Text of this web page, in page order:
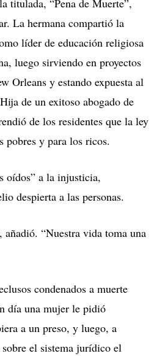
titulada, “Pena de Muerte”,
La hermana compartió la
líder de educación religiosa
luego sirviendo en proyectos
Orleans y estando expuesta al
de un exitoso abogado de
de los residentes que la ley
pobres y para los ricos.
oídos” a la injusticia,
despierta a las personas.
añadió. “Nuestra vida toma una
condenados a muerte
día una mujer le pidió
a un preso, y luego, a
el sistema jurídico el